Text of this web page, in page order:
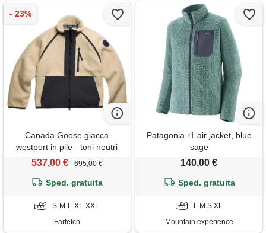
Canada Goose giacca
westport in pile - toni neutri
537,00 € 695,00 €
Sped. gratuita
S-M-L-XL-XXL
Farfetch
Patagonia r1 air jacket, blue
sage
140,00 €
Sped. gratuita
L M S XL
Mountain experience